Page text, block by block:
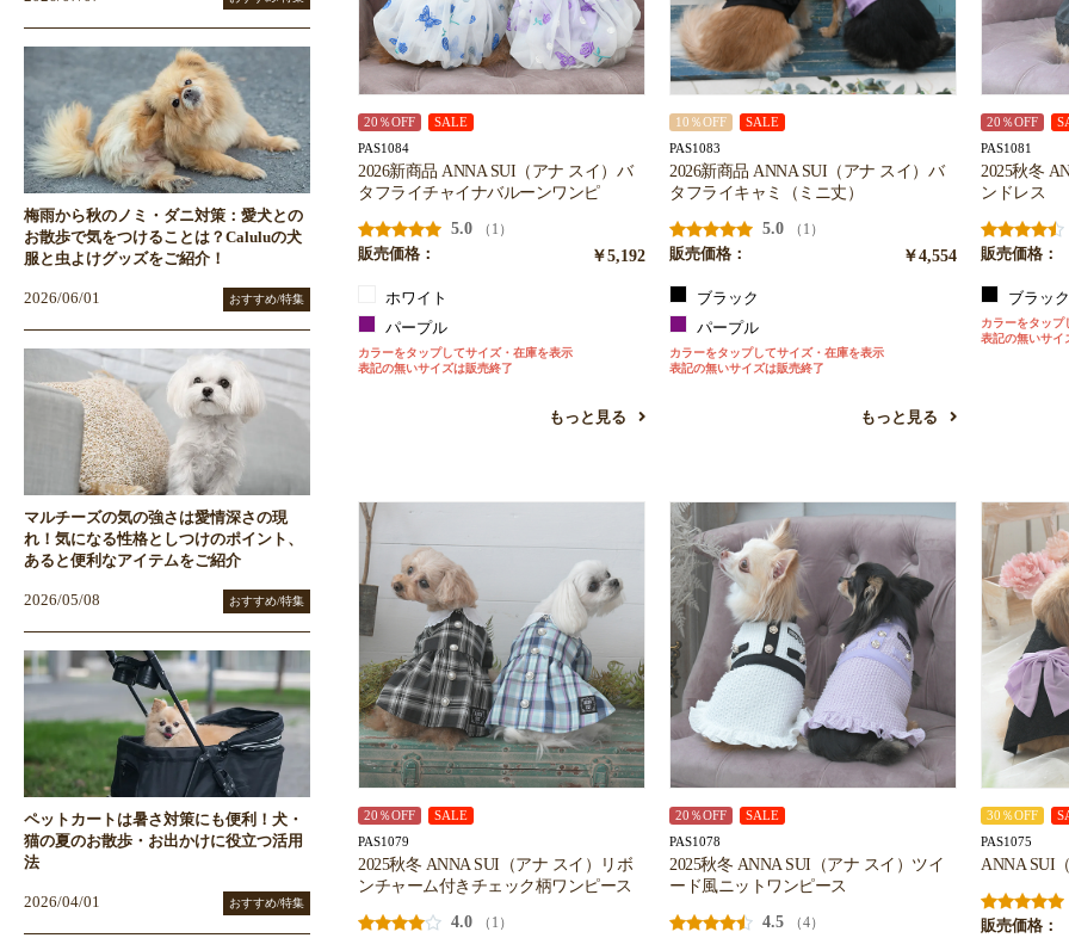
20％OFF SALE
PAS1084
2026新商品 ANNA SUI（アナ スイ）バ
タフライチャイナバルーンワンピ
5.0
（1）
販売価格：
￥5,192
ホワイト
パープル
カラーをタップしてサイズ・在庫を表示
表記の無いサイズは販売終了
もっと見る
10％OFF SALE
PAS1083
2026新商品 ANNA SUI（アナ スイ）バ
タフライキャミ（ミニ丈）
5.0
（1）
販売価格：
￥4,554
ブラック
パープル
カラーをタップしてサイズ・在庫を表示
表記の無いサイズは販売終了
もっと見る
20％OFF
PAS1081
2025秋冬
ンドレス
販売価格：
ブラック
カラーをタップ
表記の無いサイ
20％OFF SALE
PAS1079
2025秋冬 ANNA SUI（アナ スイ）リボ
ンチャーム付きチェック柄ワンピース
4.0 （1）
20％OFF SALE
PAS1078
2025秋冬 ANNA SUI（アナ スイ）ツイ
ード風ニットワンピース
4.5 （4）
30％OFF
PAS1075
ANNA SUI
販売価格：
梅雨から秋のノミ・ダニ対策：愛犬との
お散歩で気をつけることは？Caluluの犬
服と虫よけグッズをご紹介！
2026/06/01 おすすめ/特集
マルチーズの気の強さは愛情深さの現
れ！気になる性格としつけのポイント、
あると便利なアイテムをご紹介
2026/05/08 おすすめ/特集
ペットカートは暑さ対策にも便利！犬・
猫の夏のお散歩・お出かけに役立つ活用
法
2026/04/01 おすすめ/特集